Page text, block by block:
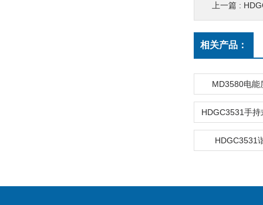
上一篇 :
相关产品：
MD3580电能
HDGC3531